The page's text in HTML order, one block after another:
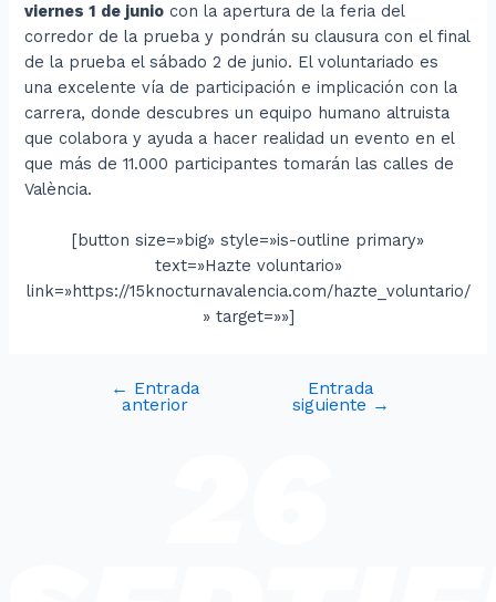
viernes 1 de junio con la apertura de la feria del
corredor de la prueba y pondrán su clausura con el final
de la prueba el sábado 2 de junio. El voluntariado es
una excelente vía de participación e implicación con la
carrera, donde descubres un equipo humano altruista
que colabora y ayuda a hacer realidad un evento en el
que más de 11.000 participantes tomarán las calles de
València.
[button size=»big» style=»is-outline primary»
text=»Hazte voluntario»
link=»https://15knocturnavalencia.com/hazte_voluntario/
» target=»»]
← Entrada
anterior
Entrada
siguiente →